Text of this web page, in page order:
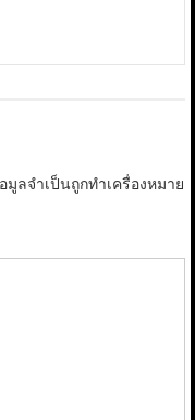
มูลจำเป็นถูกทำเครื่องหมาย